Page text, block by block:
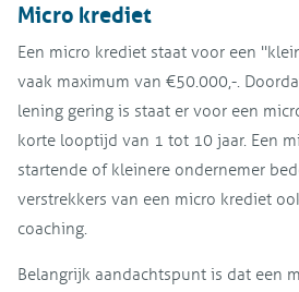
Micro krediet
Een micro krediet staat voor een
vaak maximum van €50.000,-.
lening gering is staat er voor een
korte looptijd van 1 tot 10 jaar. Een
startende of kleinere ondernemer
verstrekkers van een micro krediet
coaching.
Belangrijk aandachtspunt is dat een